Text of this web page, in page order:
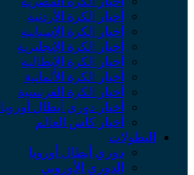
أخبار الكرة الأردنية
أخبار الكرة الإسبانية
أخبار الكرة الإنجليزية
أخبار الكرة الإيطالية
أخبار الكرة الألمانية
أخبار الكرة الفرنسية
أخبار دوري أبطال أوروبا
أخبار كأس العالم
البطولات
دوري أبطال أوروبا
الدوري الأوروبي